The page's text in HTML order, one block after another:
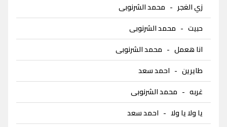
زي الغجر- محمد الشرنوبى
حبيت - محمد الشرنوبى
انا هعمل - محمد الشرنوبى
طايرين - احمد سعد
غربه - محمد الشرنوبى
يا ولا يا ولا - احمد سعد